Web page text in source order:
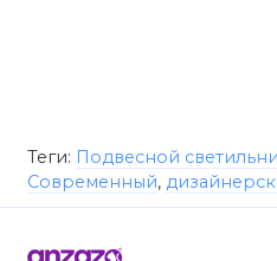
Теги: Подвесной
Современный,